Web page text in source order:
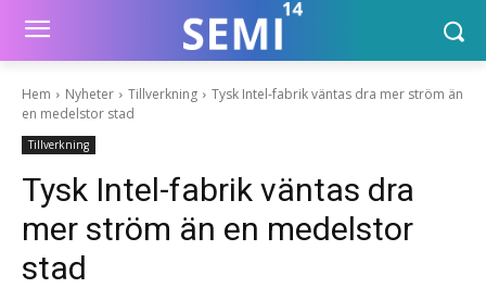
Hem Nyheter Tillverkning
Tysk Intel-fabrik väntas dra mer ström än
en medelstor stad
Tillverkning
Tysk Intel-fabrik väntas dra
mer ström än en medelstor
stad